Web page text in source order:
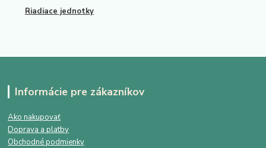
Riadiace jednotky
Informácie pre zákazníkov
Ako nakupovať
Doprava a platby
Obchodné podmienky